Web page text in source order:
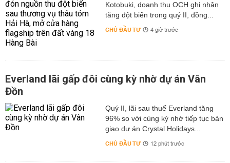
Kotobuki, doanh thu OCH ghi nhận
tăng đột biến trong quý II, đồng...
CHỦ ĐẦU TƯ 4 giờ trước
Everland lãi gấp đôi cùng kỳ nhờ dự án Vân
Đồn
Quý II, lãi sau thuế Everland tăng
96% so với cùng kỳ nhờ tiếp tục bàn
giao dự án Crystal Holidays...
CHỦ ĐẦU TƯ 12 phút trước